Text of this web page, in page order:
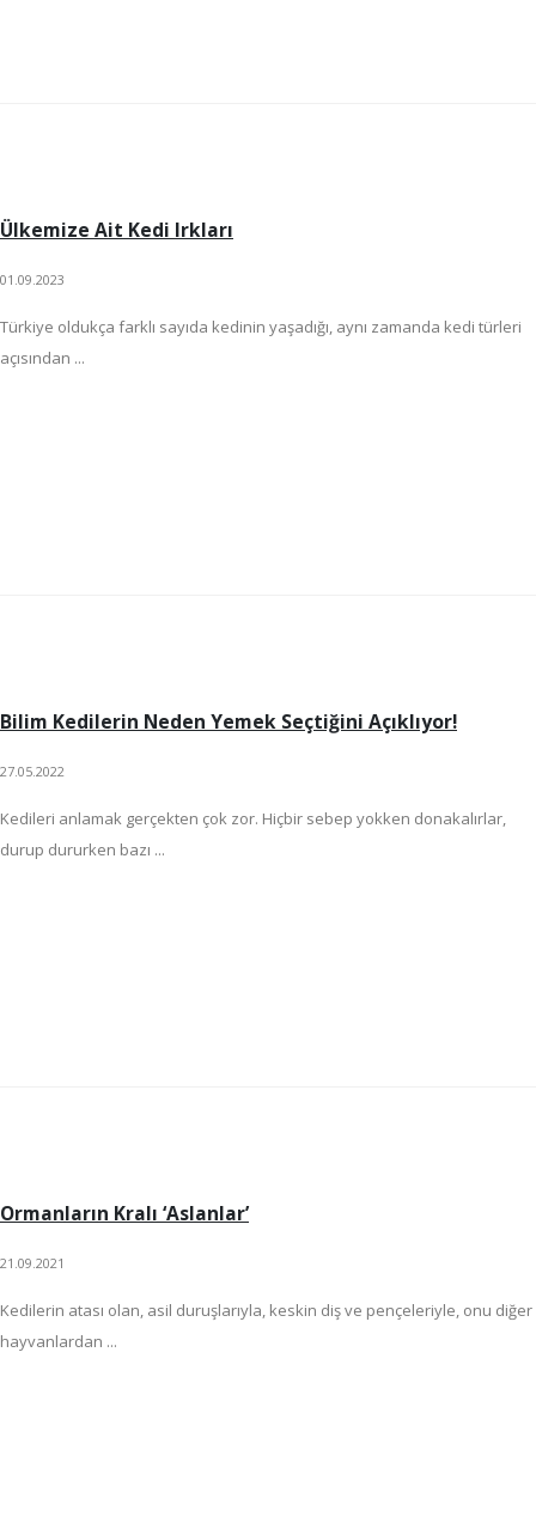
Ülkemize Ait Kedi Irkları
01.09.2023
Türkiye oldukça farklı sayıda kedinin yaşadığı, aynı zamanda kedi türleri
açısından ...
Bilim Kedilerin Neden Yemek Seçtiğini Açıklıyor!
27.05.2022
Kedileri anlamak gerçekten çok zor. Hiçbir sebep yokken donakalırlar,
durup dururken bazı ...
Ormanların Kralı ‘Aslanlar’
21.09.2021
Kedilerin atası olan, asil duruşlarıyla, keskin diş ve pençeleriyle, onu diğer
hayvanlardan ...